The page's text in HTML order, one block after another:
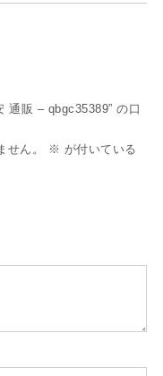
通販 – qbgc35389” の口
ん。
※ が付いている